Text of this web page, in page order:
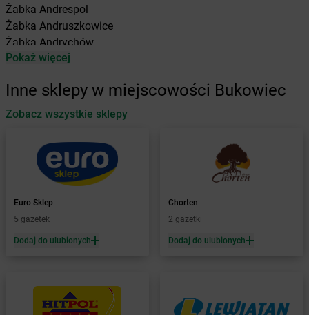
Żabka Andrespol
Żabka Andruszkowice
Żabka Andrychów
Żabka Antonie
Żabka Automat
Żabka Babica
Babimost
Baborów
Baboszewo
Żabka Bachowice
Żabka Bądkowo
Żabka Bąków
Żabka Baniocha
Baranowo
Pokaż więcej
Inne sklepy w miejscowości Bukowiec
Zobacz wszystkie sklepy
Euro Sklep
5 gazetek
Dodaj do ulubionych
Chorten
2 gazetki
Dodaj do ulubionych